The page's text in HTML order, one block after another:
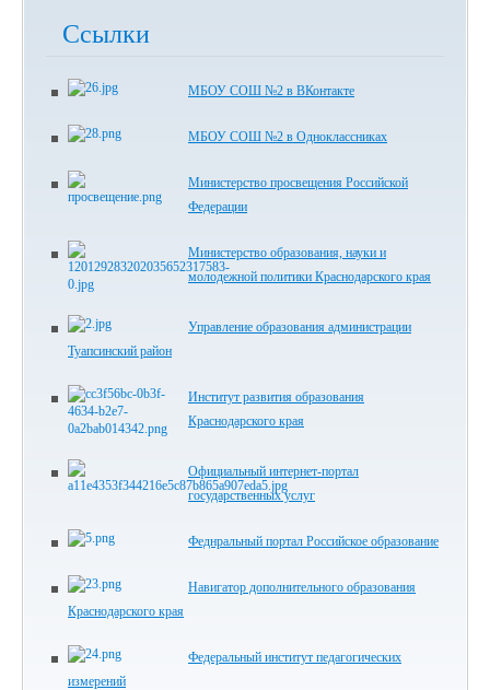
Ссылки
МБОУ СОШ №2 в ВКонтакте
МБОУ СОШ №2 в Одноклассниках
Министерство просвещения Российской
Федерации
Министерство образования, науки и
молодежной политики Краснодарского края
Управление образования администрации
Туапсинский район
Институт развития образования
Краснодарского края
Официальный интернет-портал
государственных услуг
Феднральный портал Российское образование
Навигатор дополнительного образования
Краснодарского края
Федеральный институт педагогических
измерений